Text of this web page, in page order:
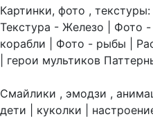
Картинки, фото , текстуры:
Текстура - Железо | Фото
корабли | Фото - рыбы |
| герои мультиков
Смайлики , эмодзи ,
дети | куколки |